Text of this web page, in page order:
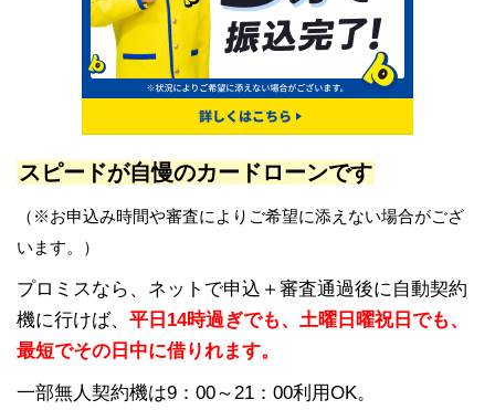
スピードが自慢のカードローンです
（※お申込み時間や審査によりご希望に添えない場合がござ
います。）
プロミスなら、ネットで申込＋審査通過後に自動契約
機に行けば、 平日14時過ぎでも、土曜日曜祝日でも、
最短でその日中に借りれます。
一部無人契約機は9：00～21：00利用OK。